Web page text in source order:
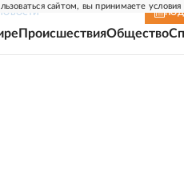
сайтом, вы принимаете условия
ПроисшествияОбщество